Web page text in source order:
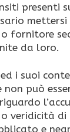
presenti
fornitore
da loro.
i suoi
non può
o veridicità
e